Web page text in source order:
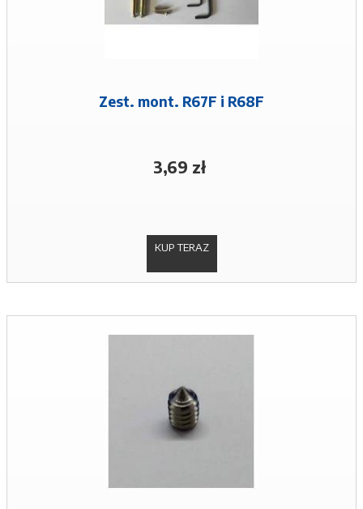
Zest. mont. R67F i R68F
3,69 zł
KUP TERAZ